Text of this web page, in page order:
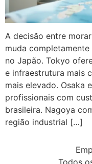
A decisão entre
muda
no Japão. Tokyo
e infraestrutura mais
mais elevado. Osaka
profissionais com
brasileira. Nagoya
região industrial […]